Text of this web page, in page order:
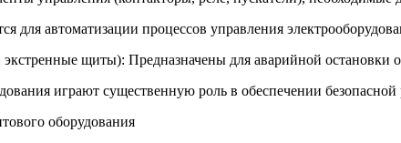
для автоматизации процессов управления
щиты): Предназначены для аварийной остановки
играют существенную роль в обеспечении
оборудования